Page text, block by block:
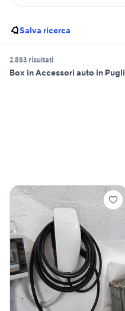
Salva ricerca
2.893 risultati
Box in Accessori auto in